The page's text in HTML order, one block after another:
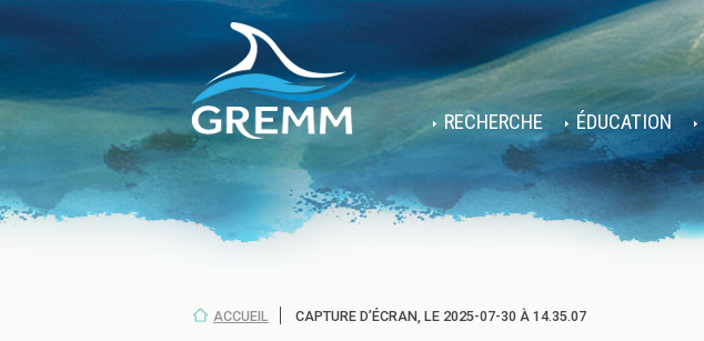
RECHERCHE ÉDUCATION
ACCUEIL CAPTURE D’ÉCRAN, LE 2025-07-30 À 14.35.07